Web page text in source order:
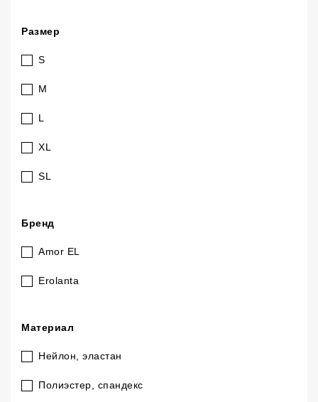
Размер
S
M
L
XL
SL
Бренд
Amor EL
Erolanta
Материал
Нейлон, эластан
Полиэстер, спандекс